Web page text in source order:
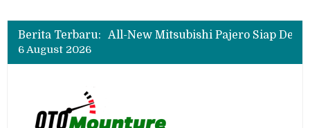
Berita Terbaru:
All-New Mitsubishi Pajero Siap Debut, Usung Kemampuan Off-Road Lebih Tangguh
Wuling Tambah Varian New Cloud EV SE, Harga Mulai Rp299 Juta
6 August 2026